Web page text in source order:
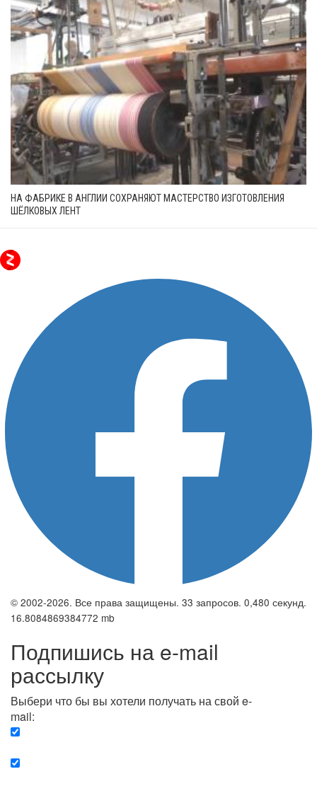
НА ФАБРИКЕ В АНГЛИИ СОХРАНЯЮТ МАСТЕРСТВО ИЗГОТОВЛЕНИЯ
ШЁЛКОВЫХ ЛЕНТ
© 2002-2026. Все права защищены. 33 запросов. 0,480 секунд.
16.8084869384772 mb
Подпишись на e-mail
рассылку
Выбери что бы вы хотели получать на свой e-
mail: